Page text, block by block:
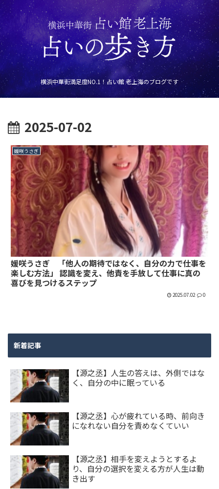
横浜中華街満足度NO.1！占い館 老上海のブログです
2025-07-02
媛咲うさぎ
媛咲うさぎ 「他人の期待ではなく、自分の力で仕事を
楽しむ方法」 認識を変え、他責を手放して仕事に真の
喜びを見つけるステップ
2025.07.02 0
新着記事
【源之丞】人生の答えは、外側ではな
く、自分の中に眠っている
【源之丞】心が疲れている時、前向き
になれない自分を責めなくていい
【源之丞】相手を変えようとするよ
り、自分の選択を変える方が人生は動
き出す